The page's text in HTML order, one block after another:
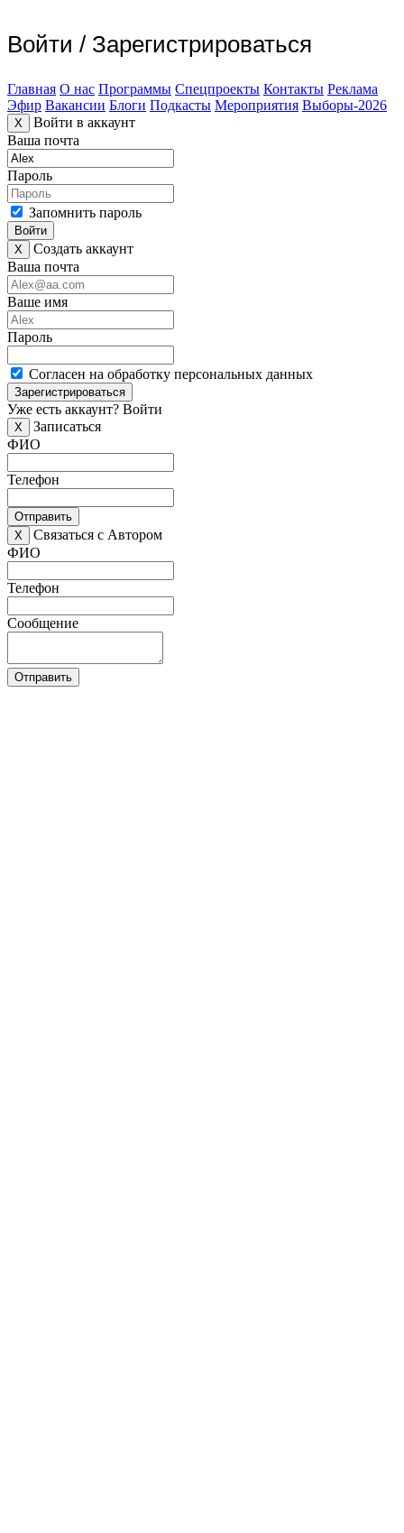
Войти / Зарегистрироваться
Главная О нас Программы Спецпроекты Контакты Реклама
Эфир Вакансии Блоги Подкасты Мероприятия Выборы-2026
X
Войти в аккаунт
Ваша почта
Пароль
Запомнить пароль
Войти
X
Создать аккаунт
Ваша почта
Ваше имя
Пароль
Согласен на обработку персональных данных
Зарегистрироваться
Уже есть аккаунт? Войти
X
Записаться
ФИО
Телефон
Отправить
X
Связаться с Автором
ФИО
Телефон
Сообщение
Отправить